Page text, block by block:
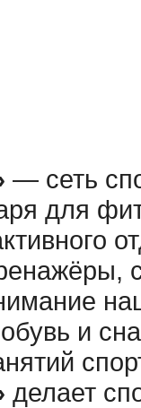
— сеть
для
и
делает